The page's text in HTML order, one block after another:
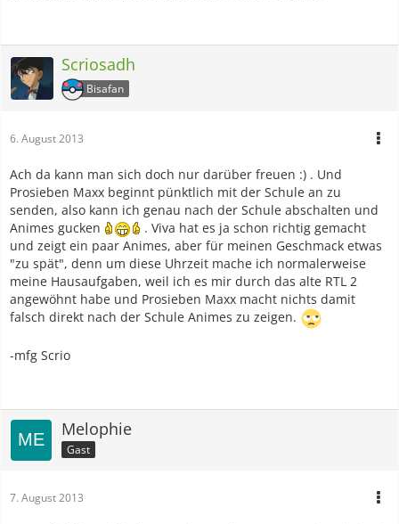
Scriosadh
Bisafan
6. August 2013
Ach da kann man sich doch nur darüber freuen :) . Und
Prosieben Maxx beginnt pünktlich mit der Schule an zu
senden, also kann ich genau nach der Schule abschalten und
Animes gucken
. Viva hat es ja schon richtig gemacht
und zeigt ein paar Animes, aber für meinen Geschmack etwas
"zu spät", denn um diese Uhrzeit mache ich normalerweise
meine Hausaufgaben, weil ich es mir durch das alte RTL 2
angewöhnt habe und Prosieben Maxx macht nichts damit
falsch direkt nach der Schule Animes zu zeigen.
-mfg Scrio
Melophie
Gast
7. August 2013